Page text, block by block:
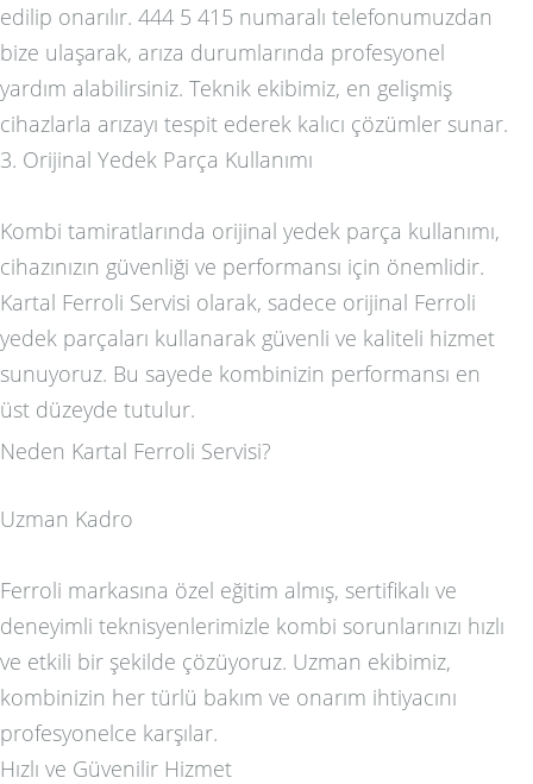
edilip onarılır. 444 5 415 numaralı telefonumuzdan
bize ulaşarak, arıza durumlarında profesyonel
yardım alabilirsiniz. Teknik ekibimiz, en gelişmiş
cihazlarla arızayı tespit ederek kalıcı çözümler sunar.
3. Orijinal Yedek Parça Kullanımı
Kombi tamiratlarında orijinal yedek parça kullanımı,
cihazınızın güvenliği ve performansı için önemlidir.
Kartal Ferroli Servisi olarak, sadece orijinal Ferroli
yedek parçaları kullanarak güvenli ve kaliteli hizmet
sunuyoruz. Bu sayede kombinizin performansı en
üst düzeyde tutulur.
Neden Kartal Ferroli Servisi?
Uzman Kadro
Ferroli markasına özel eğitim almış, sertifikalı ve
deneyimli teknisyenlerimizle kombi sorunlarınızı hızlı
ve etkili bir şekilde çözüyoruz. Uzman ekibimiz,
kombinizin her türlü bakım ve onarım ihtiyacını
profesyonelce karşılar.
Hızlı ve Güvenilir Hizmet